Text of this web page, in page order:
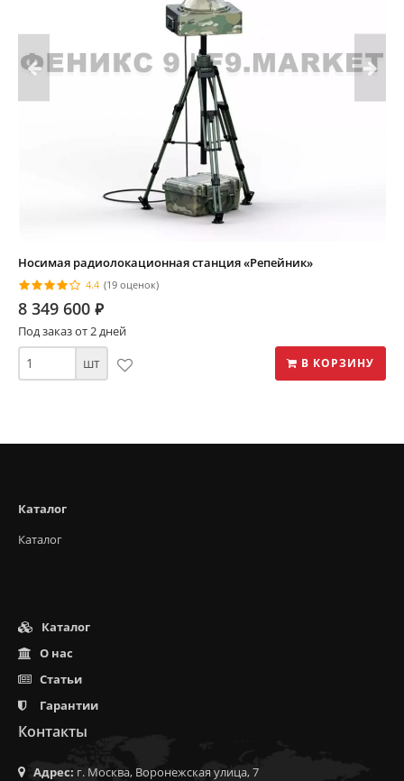
Носимая радиолокационная станция «Репейник»
4.4 (19 оценок)
8 349 600 ⃏
Под заказ от 2 дней
шт В КОРЗИНУ
Каталог
Каталог
Каталог
О нас
Статьи
Гарантии
Контакты
Адрес: г. Москва, Воронежская улица, 7